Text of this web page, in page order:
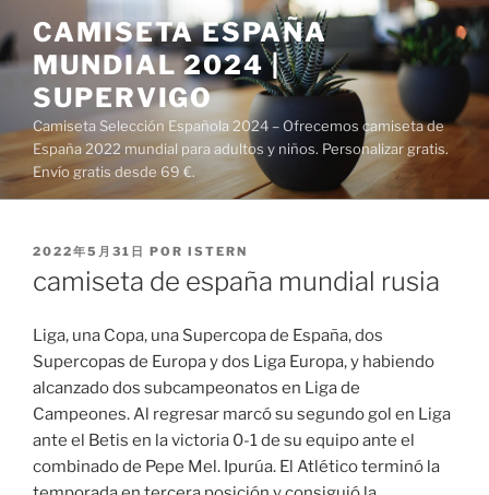
al
contenido
CAMISETA ESPAÑA
MUNDIAL 2024 |
SUPERVIGO
Camiseta Selección Española 2024 – Ofrecemos camiseta de
España 2022 mundial para adultos y niños. Personalizar gratis.
Envío gratis desde 69 €.
PUBLICADO
2022年5月31日 POR ISTERN
camiseta de españa mundial rusia
Liga, una Copa, una Supercopa de España, dos
Supercopas de Europa y dos Liga Europa, y habiendo
alcanzado dos subcampeonatos en Liga de
Campeones. Al regresar marcó su segundo gol en Liga
ante el Betis en la victoria 0-1 de su equipo ante el
combinado de Pepe Mel. Ipurúa. El Atlético terminó la